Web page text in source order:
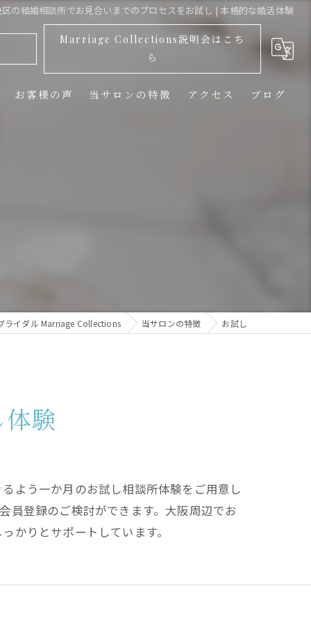
の結婚相談所でお見合いまでのプロセスをお試し | 本格的な婚活体験
Marriage Collections説明会はこち
ら
お客様の声 当サロンの特徴 アクセス ブログ
ライダル Marriage Collections 当サロンの特徴 お試し
験
よう一か月のお試し相談所体験をご用意し
員登録のご検討ができます。大阪周辺でお
かりとサポートしています。